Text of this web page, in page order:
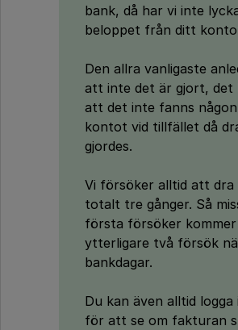
bank, då har vi inte
beloppet från ditt
Den allra vanligaste
att inte det är gjort, det
att det inte fanns
kontot vid tillfället då
gjordes.
Vi försöker alltid att dra
totalt tre gånger. Så
första försöker
ytterligare två försök
bankdagar.
Du kan även alltid logga
för att se om fakturan